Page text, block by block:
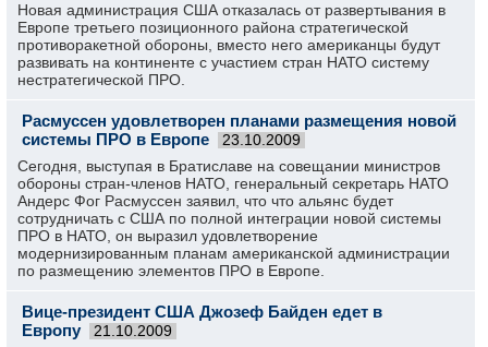
Новая администрация США отказалась от развертывания в
Европе третьего позиционного района стратегической
противоракетной обороны, вместо него американцы будут
развивать на континенте с участием стран НАТО систему
нестратегической ПРО.
Расмуссен удовлетворен планами размещения новой
системы ПРО в Европе
23.10.2009
Сегодня, выступая в Братиславе на совещании министров
обороны стран-членов НАТО, генеральный секретарь НАТО
Андерс Фог Расмуссен заявил, что что альянс будет
сотрудничать с США по полной интеграции новой системы
ПРО в НАТО, он выразил удовлетворение
модернизированным планам американской администрации
по размещению элементов ПРО в Европе.
Вице-президент США Джозеф Байден едет в
Европу
21.10.2009